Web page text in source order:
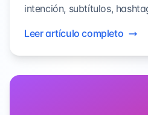
intención, subtítulos,
Leer artículo completo